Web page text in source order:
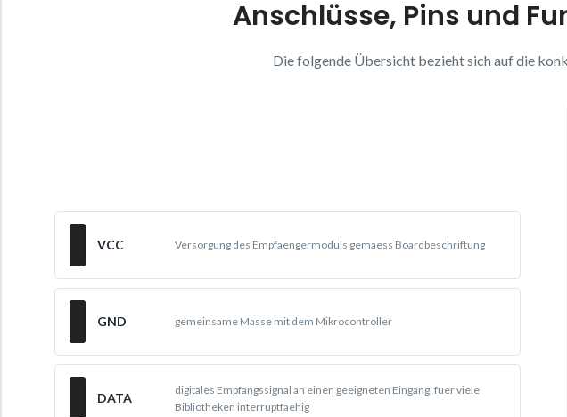
Anschlüsse, Pins und
Die folgende Übersicht bezieht sich auf die
VCC Versorgung des Empfaengermoduls gemaess Boardbeschriftung
GND gemeinsame Masse mit dem Mikrocontroller
DATA
digitales Empfangssignal an einen geeigneten Eingang, fuer viele
Bibliotheken interruptfaehig